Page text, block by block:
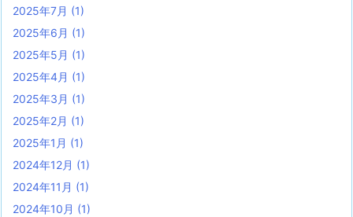
2025年7月 (1)
2025年6月 (1)
2025年5月 (1)
2025年4月 (1)
2025年3月 (1)
2025年2月 (1)
2025年1月 (1)
2024年12月 (1)
2024年11月 (1)
2024年10月 (1)